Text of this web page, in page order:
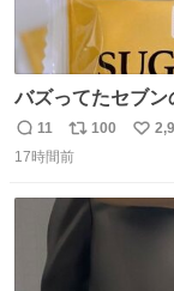
バズってたセブ
7NOWで買い溜め
返
信
11
リ
ポ
ト
数
100
い
17時間前